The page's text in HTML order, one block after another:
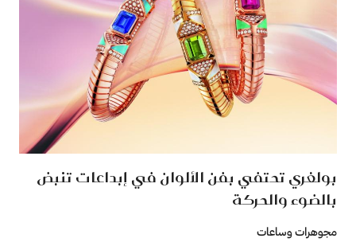
بولغري تحتفي بفن الألوان في إبداعات تنبض
بالضوء والحركة
مجوهرات وساعات